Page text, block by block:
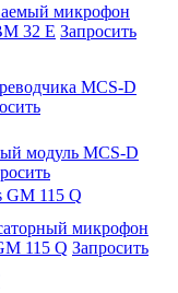
микрофон
32 E Запросить
MCS-D
модуль MCS-D
GM 115 Q
микрофон
115 Q Запросить